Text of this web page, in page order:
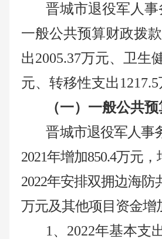
晋城市退役军人事
一般公共预算财政拨款
出2005.37万元、卫生
元、转移性支出1217.5
（一） 一般公共
晋城市退役军人事
2021年增加850.4万元，
2022年安排双拥边海防
万元及其他项目资金增
1、2022年基本支